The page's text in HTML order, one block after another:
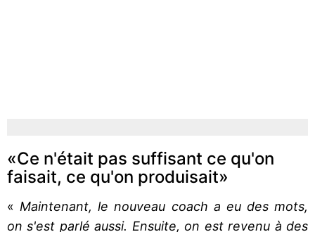
«Ce n'était pas suffisant ce qu'on
faisait, ce qu'on produisait»
« Maintenant, le nouveau coach a eu des mots,
on s'est parlé aussi. Ensuite, on est revenu à des